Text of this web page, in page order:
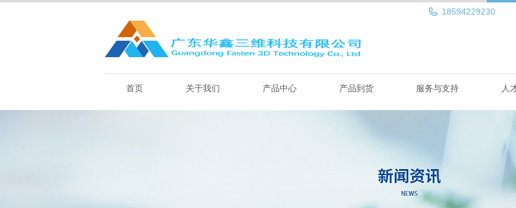
18594229230
首页 关于我们 产品中心 产品到货 服务与支持 人